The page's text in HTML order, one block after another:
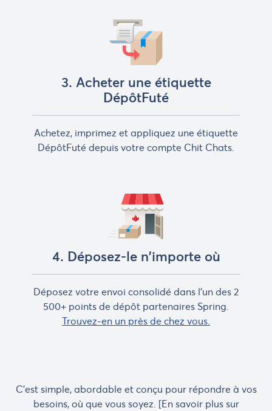
3. Acheter une étiquette
DépôtFuté
Achetez, imprimez et appliquez une étiquette
DépôtFuté depuis votre compte Chit Chats.
4. Déposez-le n'importe où
Déposez votre envoi consolidé dans l'un des 2
500+ points de dépôt partenaires Spring.
Trouvez-en un près de chez vous.
C'est simple, abordable et conçu pour répondre à vos
besoins, où que vous soyez. [En savoir plus sur